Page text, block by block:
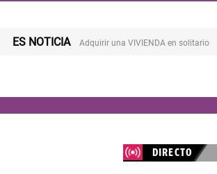
ES NOTICIA Adquirir una VIVIENDA en solitario
DIRECTO